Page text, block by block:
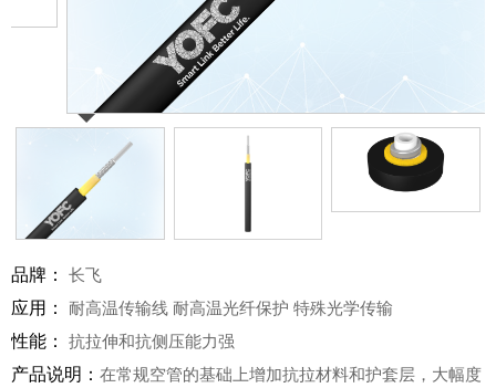
品牌： 长飞
应用： 耐高温传输线 耐高温光纤保护 特殊光学传输
性能： 抗拉伸和抗侧压能力强
产品说明： 在常规空管的基础上增加抗拉材料和护套层，大幅度